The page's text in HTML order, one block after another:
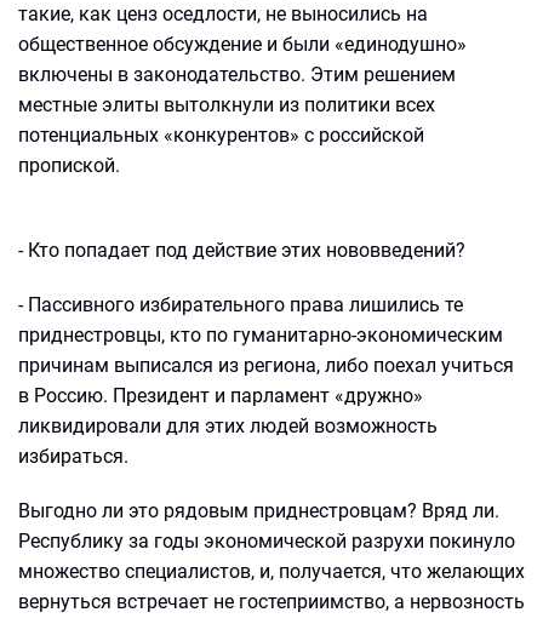
такие, как ценз оседлости, не выносились на
общественное обсуждение и были «единодушно»
включены в законодательство. Этим решением
местные элиты вытолкнули из политики всех
потенциальных «конкурентов» с российской
пропиской.
- Кто попадает под действие этих нововведений?
- Пассивного избирательного права лишились те
приднестровцы, кто по гуманитарно-экономическим
причинам выписался из региона, либо поехал учиться
в Россию. Президент и парламент «дружно»
ликвидировали для этих людей возможность
избираться.
Выгодно ли это рядовым приднестровцам? Вряд ли.
Республику за годы экономической разрухи покинуло
множество специалистов, и, получается, что желающих
вернуться встречает не гостеприимство, а нервозность